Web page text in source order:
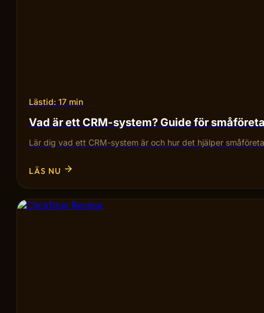
Lästid: 17 min
Vad är ett CRM-system? Guide för
Lär dig vad ett CRM-system är och hur det hjälper
LÄS NU